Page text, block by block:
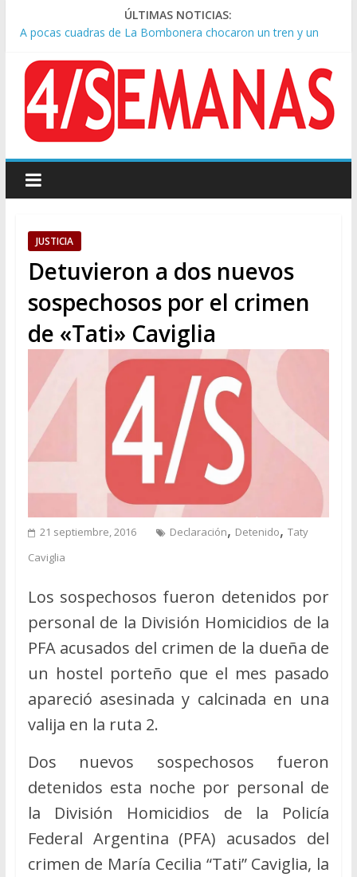
ÚLTIMAS NOTICIAS:
A pocas cuadras de La Bombonera chocaron un tren y un
Día de San Cayetano: masiva marcha a Plaza de Mayo de
sindicatos y organizaciones sociales
Pesar por la muerte de Leandro Rud, histórico representante
y conductor de TV
Tras la aprobación de la ley de propiedad privada, Bullrich
Causa AFA: el juez Amarante calificó de “ficción judicial” el
traslado del expediente a Campana
JUSTICIA
Detuvieron a dos nuevos
sospechosos por el crimen
de «Tati» Caviglia
21 septiembre, 2016 Declaración, Detenido, Taty
Caviglia
Los sospechosos fueron detenidos por
personal de la División Homicidios de la
PFA acusados del crimen de la dueña de
un hostel porteño que el mes pasado
apareció asesinada y calcinada en una
valija en la ruta 2.
Dos nuevos sospechosos fueron
detenidos esta noche por personal de
la División Homicidios de la Policía
Federal Argentina (PFA) acusados del
crimen de María Cecilia “Tati” Caviglia, la